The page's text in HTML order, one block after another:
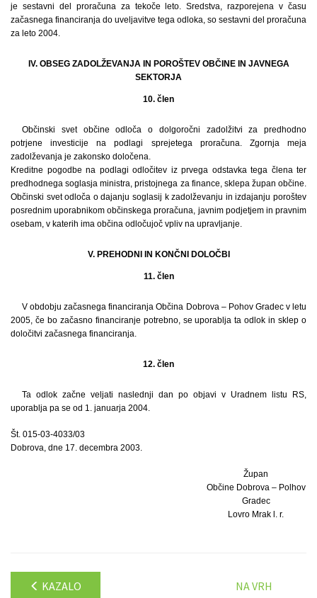
je sestavni del proračuna za tekoče leto. Sredstva, razporejena v času
začasnega financiranja do uveljavitve tega odloka, so sestavni del proračuna
za leto 2004.
IV. OBSEG ZADOLŽEVANJA IN POROŠTEV OBČINE IN JAVNEGA
SEKTORJA
10. člen
Občinski svet občine odloča o dolgoročni zadolžitvi za predhodno
potrjene investicije na podlagi sprejetega proračuna. Zgornja meja
zadolževanja je zakonsko določena.
Kreditne pogodbe na podlagi odločitev iz prvega odstavka tega člena ter
predhodnega soglasja ministra, pristojnega za finance, sklepa župan občine.
Občinski svet odloča o dajanju soglasij k zadolževanju in izdajanju poroštev
posrednim uporabnikom občinskega proračuna, javnim podjetjem in pravnim
osebam, v katerih ima občina odločujoč vpliv na upravljanje.
V. PREHODNI IN KONČNI DOLOČBI
11. člen
V obdobju začasnega financiranja Občina Dobrova – Pohov Gradec v letu
2005, če bo začasno financiranje potrebno, se uporablja ta odlok in sklep o
določitvi začasnega financiranja.
12. člen
Ta odlok začne veljati naslednji dan po objavi v Uradnem listu RS,
uporablja pa se od 1. januarja 2004.
Št. 015-03-4033/03
Dobrova, dne 17. decembra 2003.
Župan
Občine Dobrova – Polhov
Gradec
Lovro Mrak l. r.
KAZALO NA VRH